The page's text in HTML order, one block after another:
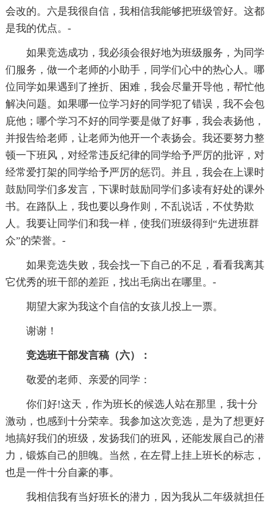
会改的。六是我很自信，我相信我能够把班级管好。这都
是我的优点。-
如果竞选成功，我必须会很好地为班级服务，为同学
们服务，做一个老师的小助手，同学们心中的热心人。哪
位同学如果遇到了挫折、困难，我会尽量开导他，帮忙他
解决问题。如果哪一位学习好的同学犯了错误，我不会包
庇他；哪个学习不好的同学要是做了好事，我会表扬他，
并报告给老师，让老师为他开一个表扬会。我还要努力整
顿一下班风，对经常违反纪律的同学给予严厉的批评，对
经常爱打架的同学给予严厉的惩罚。并且，我会在上课时
鼓励同学们多发言，下课时鼓励同学们多读有好处的课外
书。在路队上，我也要以身作则，不乱说话，不仗势欺
人。我要让同学们和我一样，使我们班级得到“先进班群
众”的荣誉。-
如果竞选失败，我会找一下自己的不足，看看我离其
它优秀的班干部的差距，找出毛病出在哪里。-
期望大家为我这个自信的女孩儿投上一票。
谢谢！
竞选班干部发言稿（六）：
敬爱的老师、亲爱的同学：
你们好!这天，作为班长的候选人站在那里，我十分
激动，也感到十分荣幸。我参加这次竞选，是为了想更好
地搞好我们的班级，发扬我们的班风，还能发展自己的潜
力，锻炼自己的胆魄。当然，在左臂上挂上班长的标志，
也是一件十分自豪的事。
我相信我有当好班长的潜力，因为我从二年级就担任